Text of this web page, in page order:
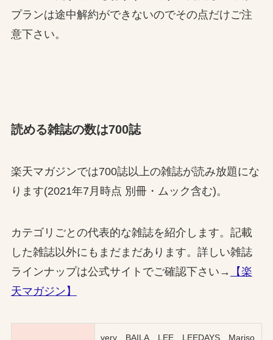
プランは途中解約ができないのでその点だけご注
意下さい。
読める雑誌の数は700誌
楽天マガジンでは700誌以上の雑誌が読み放題にな
ります(2021年7月時点 別冊・ムック含む)。
カテゴリごとの代表的な雑誌を紹介します。記載
した雑誌以外にもまだまだあります。詳しい雑誌
ラインナップは公式サイトでご確認下さい→
【楽
天マガジン】
very、BAILA、LEE、LEEDAYS、Mariso